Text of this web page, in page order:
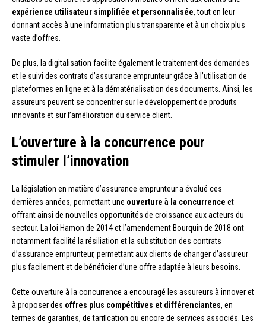
expérience utilisateur simplifiée et personnalisée, tout en leur
donnant accès à une information plus transparente et à un choix plus
vaste d’offres.
De plus, la digitalisation facilite également le traitement des demandes
et le suivi des contrats d’assurance emprunteur grâce à l’utilisation de
plateformes en ligne et à la dématérialisation des documents. Ainsi, les
assureurs peuvent se concentrer sur le développement de produits
innovants et sur l’amélioration du service client.
L’ouverture à la concurrence pour
stimuler l’innovation
La législation en matière d’assurance emprunteur a évolué ces
dernières années, permettant une ouverture à la concurrence et
offrant ainsi de nouvelles opportunités de croissance aux acteurs du
secteur. La loi Hamon de 2014 et l’amendement Bourquin de 2018 ont
notamment facilité la résiliation et la substitution des contrats
d’assurance emprunteur, permettant aux clients de changer d’assureur
plus facilement et de bénéficier d’une offre adaptée à leurs besoins.
Cette ouverture à la concurrence a encouragé les assureurs à innover et
à proposer des offres plus compétitives et différenciantes, en
termes de garanties, de tarification ou encore de services associés. Les